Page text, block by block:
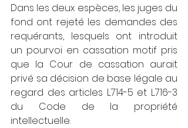
Dans les deux espèces, les juges du
fond ont rejeté les demandes des
requérants, lesquels ont introduit
un pourvoi en cassation motif pris
que la Cour de cassation aurait
privé sa décision de base légale au
regard des articles L.714-5 et L.716-3
du Code de la propriété
intellectuelle.